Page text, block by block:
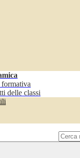
delle classi